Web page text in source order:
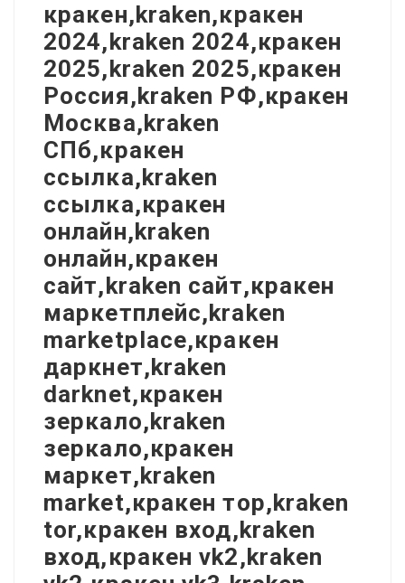
кракен,kraken,кракен
2024,kraken 2024,кракен
2025,kraken 2025,кракен
Россия,kraken РФ,кракен
Москва,kraken
СПб,кракен
ссылка,kraken
ссылка,кракен
онлайн,kraken
онлайн,кракен
сайт,kraken сайт,кракен
маркетплейс,kraken
marketplace,кракен
даркнет,kraken
darknet,кракен
зеркало,kraken
зеркало,кракен
маркет,kraken
market,кракен тор,kraken
tor,кракен вход,kraken
вход,кракен vk2,kraken